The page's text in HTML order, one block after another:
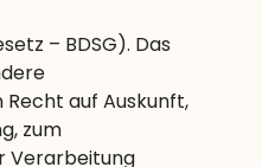
– BDSG). Das
auf Auskunft,
zum
Verarbeitung